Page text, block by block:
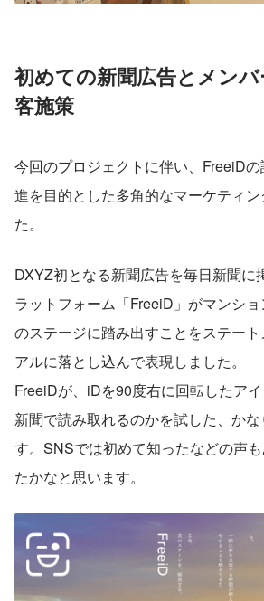
初めての新聞広告とメン
客施策
今回のプロジェクトに伴い、FreeiD
進を目的とした多角的なマーケティ
た。​
DXYZ初となる新聞広告を毎日新聞に
ラットフォーム「FreeiD」がマンシ
のステージに踏み出すことをステー
アルに落とし込んで表現しました。
FreeiDが、iDを90度右に回転したア
新聞で読み取れるのかを試した、か
す。SNSでは初めて知ったなどの声
たかなと思います。